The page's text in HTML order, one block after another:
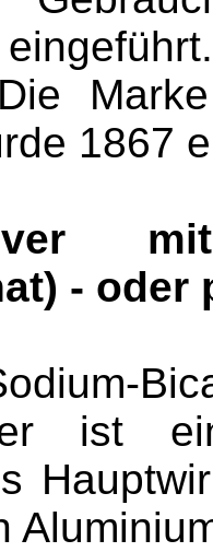
1867
- oder
ist